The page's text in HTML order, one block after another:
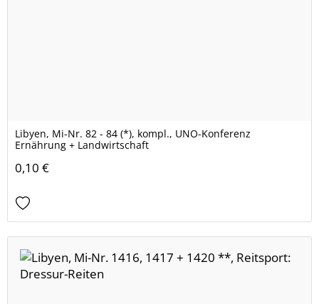
Libyen, Mi-Nr. 82 - 84 (*), kompl., UNO-Konferenz
Ernährung + Landwirtschaft
0,10 €